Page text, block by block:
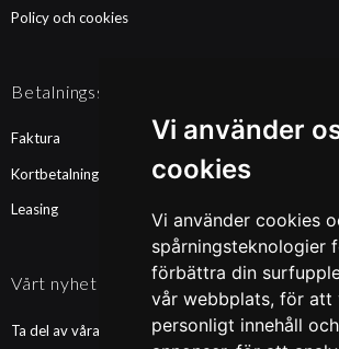
Vi använder
cookies
Vi använder cookies
spårningsteknologier
förbättra din
vår webbplats, för att
personligt innehåll
Policy och cookies
Betalningssätt
Faktura
Kortbetalning
Leasing
Vårt nyhetsbrev
Ta del av våra nyheter och kampanjer. Fyll i din